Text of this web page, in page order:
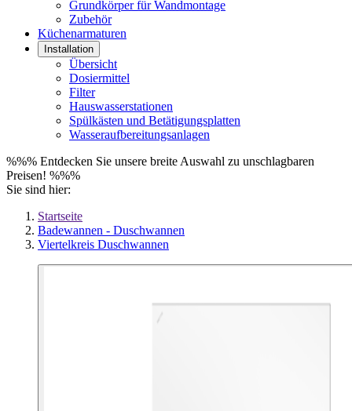
Grundkörper für Wandmontage
Zubehör
Küchenarmaturen
Installation
Übersicht
Dosiermittel
Filter
Hauswasserstationen
Spülkästen und Betätigungsplatten
Wasseraufbereitungsanlagen
%%% Entdecken Sie unsere breite Auswahl zu unschlagbaren
Preisen! %%%
Sie sind hier:
Startseite
Badewannen - Duschwannen
Viertelkreis Duschwannen